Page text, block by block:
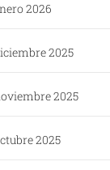
2026
2025
2025
2025